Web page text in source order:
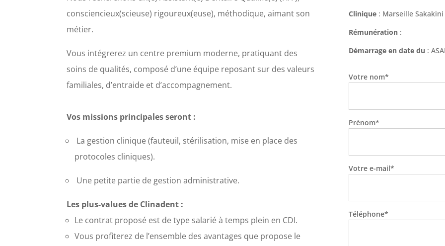
consciencieux(scieuse) rigoureux(euse), méthodique, aimant son
métier.
Vous intégrerez un centre premium moderne, pratiquant des
soins de qualités, composé d’une équipe reposant sur des valeurs
familiales, d’entraide et d’accompagnement.
Vos missions principales seront :
La gestion clinique (fauteuil, stérilisation, mise en place des
protocoles cliniques).
Une petite partie de gestion administrative.
Les plus-values de Clinadent :
Le contrat proposé est de type salarié à temps plein en CDI.
Vous profiterez de l’ensemble des avantages que propose le
Clinique: Marseille Sakakini
Rémunération:
Démarrage en date du :
Votre nom*
Prénom*
Votre e-mail*
Téléphone*